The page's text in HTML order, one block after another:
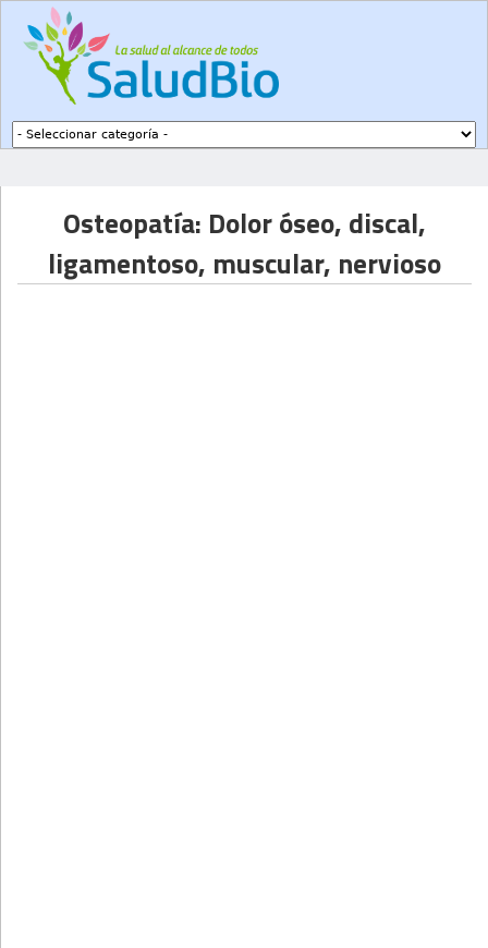
Osteopatía: Dolor óseo, discal,
ligamentoso, muscular, nervioso